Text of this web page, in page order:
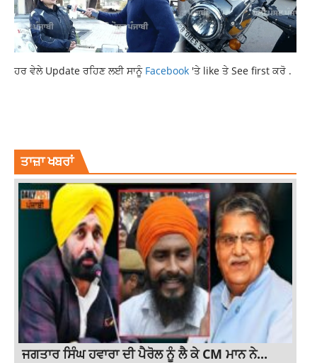
ਹਰ ਵੇਲੇ Update ਰਹਿਣ ਲਈ ਸਾਨੂੰ Facebook 'ਤੇ like ਤੇ See first ਕਰੋ .
ਤਾਜ਼ਾ ਖਬਰਾਂ
ਜਗਤਾਰ ਸਿੰਘ ਹਵਾਰਾ ਦੀ ਪੈਰੋਲ ਨੂੰ ਲੈ ਕੇ CM ਮਾਨ ਨੇ...